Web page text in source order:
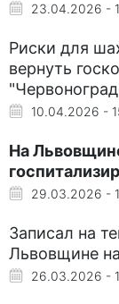
23.04.2026 -
Риски для
вернуть
10.04.2026 -
На
29.03.2026 -
Записал на
Львовщине
26.03.2026 -